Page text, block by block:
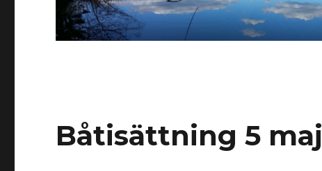
Båtisättning 5 maj